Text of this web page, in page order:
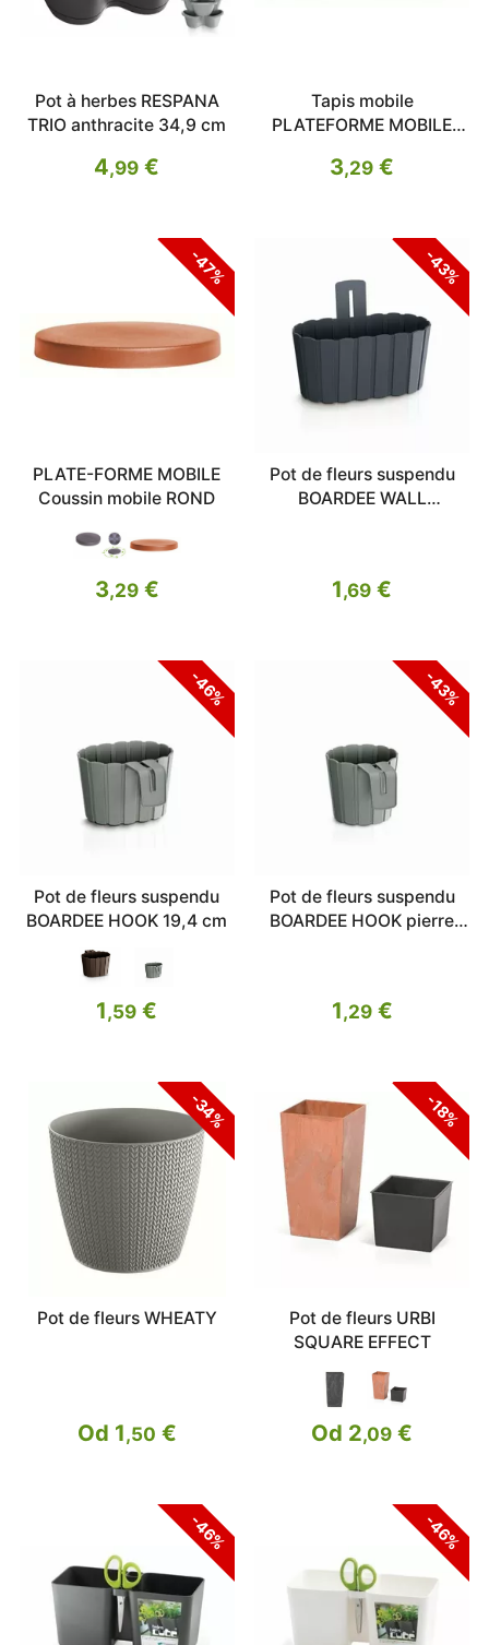
Pot à herbes RESPANA
TRIO anthracite 34,9 cm
4,99 €
Tapis mobile
PLATEFORME MOBILE
3,29 €
-47%
PLATE-FORME MOBILE
Coussin mobile ROND
3,29€
-43%
Pot de fleurs suspendu
BOARDEE WALL
1,69 €
-46%
Pot de fleurs suspendu
BOARDEE HOOK 19,4 cm
1,59 €
-43%
Pot de fleurs suspendu
BOARDEE HOOK pierre
1,29€
-34%
Pot de fleurs WHEATY
Od 1,50 €
-18%
Pot de fleurs URBI
SQUARE EFFECT
Od 2,09 €
-46% -46%